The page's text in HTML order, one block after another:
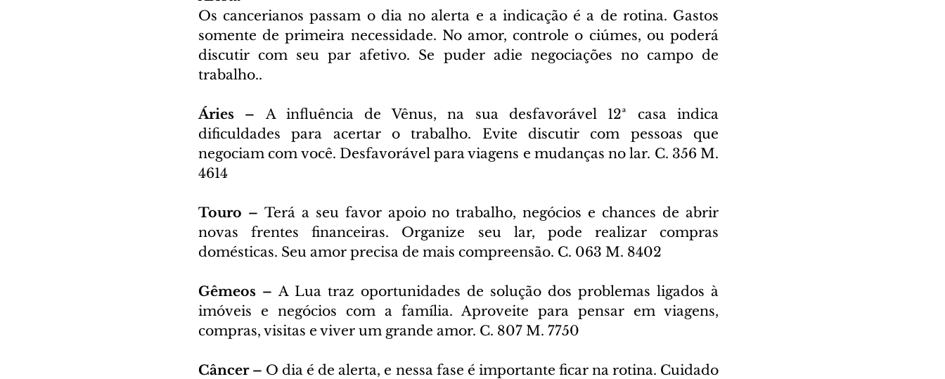
Os cancerianos passam o dia no alerta e a indicação é a de rotina. Gastos
somente de primeira necessidade. No amor, controle o ciúmes, ou poderá
discutir com seu par afetivo. Se puder adie negociações no campo de
trabalho..
Áries – A influência de Vênus, na sua desfavorável 12ª casa indica
dificuldades para acertar o trabalho. Evite discutir com pessoas que
negociam com você. Desfavorável para viagens e mudanças no lar. C. 356 M.
4614
Touro – Terá a seu favor apoio no trabalho, negócios e chances de abrir
novas frentes financeiras. Organize seu lar, pode realizar compras
domésticas. Seu amor precisa de mais compreensão. C. 063 M. 8402
Gêmeos – A Lua traz oportunidades de solução dos problemas ligados à
imóveis e negócios com a família. Aproveite para pensar em viagens,
compras, visitas e viver um grande amor. C. 807 M. 7750
Câncer – O dia é de alerta, e nessa fase é importante ficar na rotina. Cuidado